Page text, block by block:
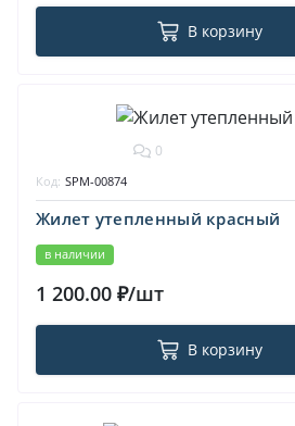
В корзину
0
Жилет утепленный красный
в наличии
Код: SPM-00874
1 200.00 ₽/шт
В корзину